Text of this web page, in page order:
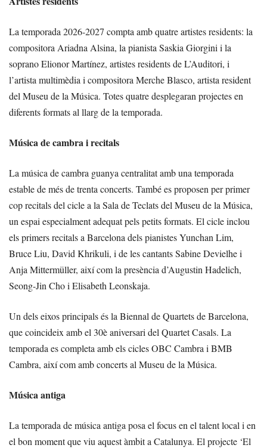
La temporada 2026-2027 compta amb quatre artistes residents: la
compositora Ariadna Alsina, la pianista Saskia Giorgini i la
soprano Elionor Martínez, artistes residents de L’Auditori, i
l’artista multimèdia i compositora Merche Blasco, artista resident
del Museu de la Música. Totes quatre desplegaran projectes en
diferents formats al llarg de la temporada.
Música de cambra i recitals
La música de cambra guanya centralitat amb una temporada
estable de més de trenta concerts. També es proposen per primer
cop recitals del cicle a la Sala de Teclats del Museu de la Música,
un espai especialment adequat pels petits formats. El cicle inclou
els primers recitals a Barcelona dels pianistes Yunchan Lim,
Bruce Liu, David Khrikuli, i de les cantants Sabine Devielhe i
Anja Mittermüller, així com la presència d’Augustin Hadelich,
Seong-Jin Cho i Elisabeth Leonskaja.
Un dels eixos principals és la Biennal de Quartets de Barcelona,
que coincideix amb el 30è aniversari del Quartet Casals. La
temporada es completa amb els cicles OBC Cambra i BMB
Cambra, així com amb concerts al Museu de la Música.
Música antiga
La temporada de música antiga posa el focus en el talent local i en
el bon moment que viu aquest àmbit a Catalunya. El projecte ‘El